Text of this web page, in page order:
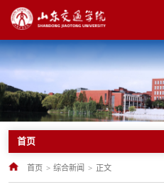
首页
首页 > 综合新闻 > 正文